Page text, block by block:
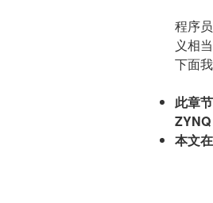
程序
义相
下面
此章
本文